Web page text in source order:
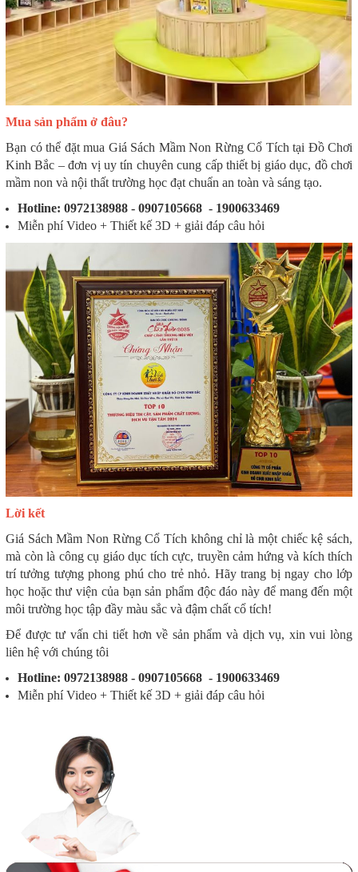
Mua sản phẩm ở đâu?
Bạn có thể đặt mua Giá Sách Mầm Non Rừng Cổ Tích tại Đồ Chơi
Kinh Bắc – đơn vị uy tín chuyên cung cấp thiết bị giáo dục, đồ chơi
mầm non và nội thất trường học đạt chuẩn an toàn và sáng tạo.
Hotline: 0972138988 - 0907105668 - 1900633469
Miễn phí Video + Thiết kế 3D + giải đáp câu hỏi
Lời kết
Giá Sách Mầm Non Rừng Cổ Tích không chỉ là một chiếc kệ sách,
mà còn là công cụ giáo dục tích cực, truyền cảm hứng và kích thích
trí tưởng tượng phong phú cho trẻ nhỏ. Hãy trang bị ngay cho lớp
học hoặc thư viện của bạn sản phẩm độc đáo này để mang đến một
môi trường học tập đầy màu sắc và đậm chất cổ tích!
Để được tư vấn chi tiết hơn về sản phẩm và dịch vụ, xin vui lòng
liên hệ với chúng tôi
Hotline: 0972138988 - 0907105668 - 1900633469
Miễn phí Video + Thiết kế 3D + giải đáp câu hỏi